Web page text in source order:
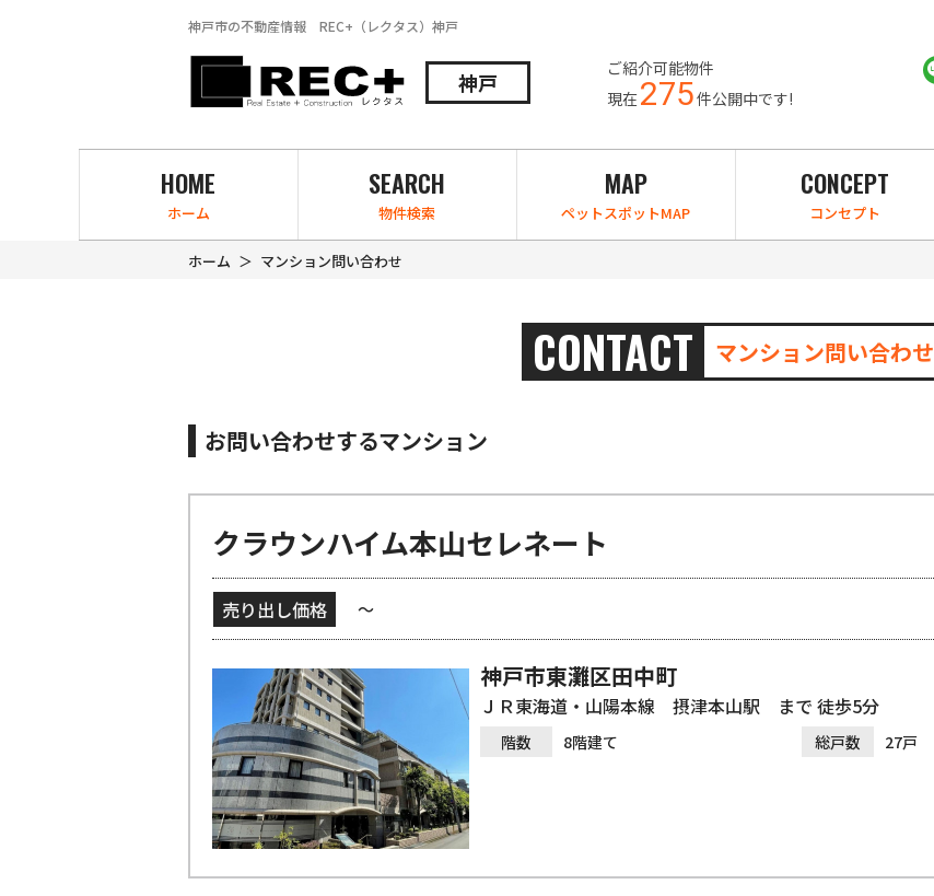
神戸市の不動産情報 REC+（レクタス）神戸
神戸
ご紹介可能物件
現在275件公開中です!
HOME
ホーム
SEARCH
物件検索
MAP
ペットスポットMAP
CONCEPT
コンセプト
ホーム マンション問い合わせ
CONTACT マンション問い合わせ
お問い合わせするマンション
クラウンハイム本山セレネート
売り出し価格 ～
神戸市東灘区田中町
ＪＲ東海道・山陽本線 摂津本山駅 まで 徒歩5分
階数 8階建て 総戸数 27戸